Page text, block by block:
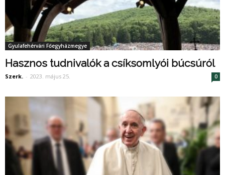
Gyulafehérvári Főegyházmegye
Hasznos tudnivalók a csíksomlyói búcsúról
Szerk. - 2023. május 25. 0